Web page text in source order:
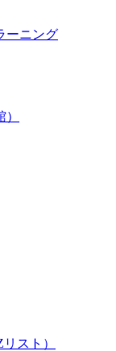
ーニング
スト）